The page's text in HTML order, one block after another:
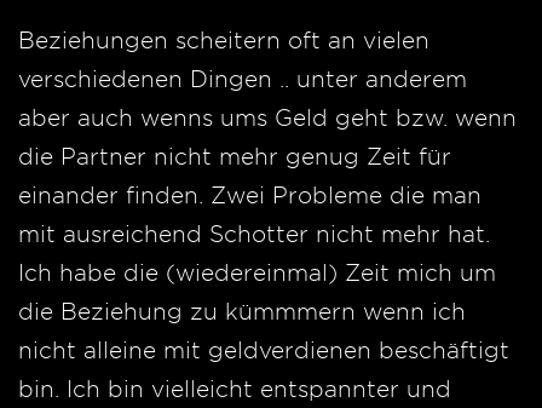
Beziehungen scheitern oft an vielen
verschiedenen Dingen .. unter anderem
aber auch wenns ums Geld geht bzw. wenn
die Partner nicht mehr genug Zeit für
einander finden. Zwei Probleme die man
mit ausreichend Schotter nicht mehr hat.
Ich habe die (wiedereinmal) Zeit mich um
die Beziehung zu kümmmern wenn ich
nicht alleine mit geldverdienen beschäftigt
bin. Ich bin vielleicht entspannter und